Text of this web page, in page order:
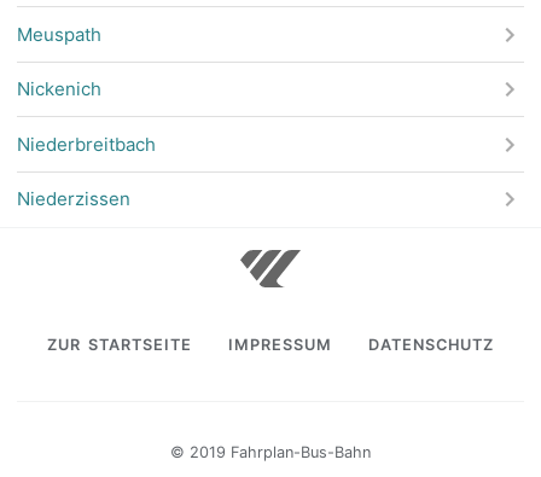
Meuspath
Nickenich
Niederbreitbach
Niederzissen
ZUR STARTSEITE IMPRESSUM DATENSCHUTZ
© 2019 Fahrplan-Bus-Bahn